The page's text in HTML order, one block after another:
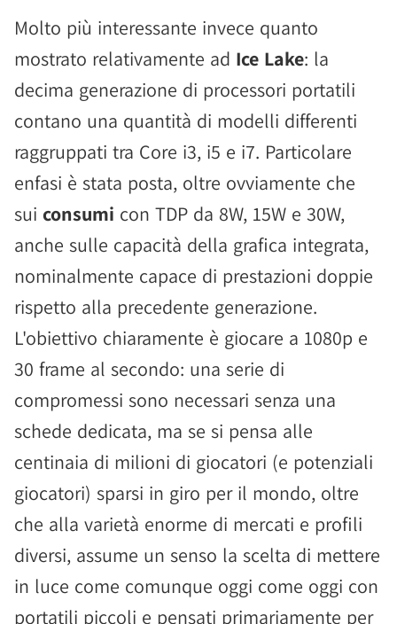
Molto più interessante invece quanto
mostrato relativamente ad Ice Lake: la
decima generazione di processori portatili
contano una quantità di modelli differenti
raggruppati tra Core i3, i5 e i7. Particolare
enfasi è stata posta, oltre ovviamente che
sui consumi con TDP da 8W, 15W e 30W,
anche sulle capacità della grafica integrata,
nominalmente capace di prestazioni doppie
rispetto alla precedente generazione.
L'obiettivo chiaramente è giocare a 1080p e
30 frame al secondo: una serie di
compromessi sono necessari senza una
schede dedicata, ma se si pensa alle
centinaia di milioni di giocatori (e potenziali
giocatori) sparsi in giro per il mondo, oltre
che alla varietà enorme di mercati e profili
diversi, assume un senso la scelta di mettere
in luce come comunque oggi come oggi con
portatili piccoli e pensati primariamente per